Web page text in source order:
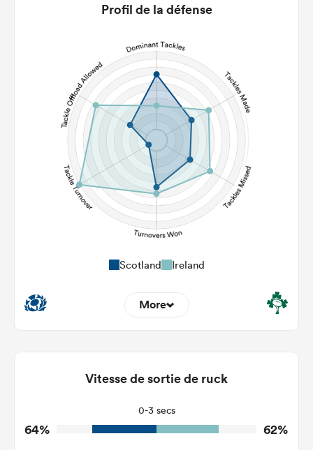
22m Conversion
Carries
Kicks
Post Contact Meters
Profil de la défense
Scotland Ireland
More
Tackles Made
Tackles Missed
6
7
Vitesse de sortie de ruck
0-3 secs
64% 62%